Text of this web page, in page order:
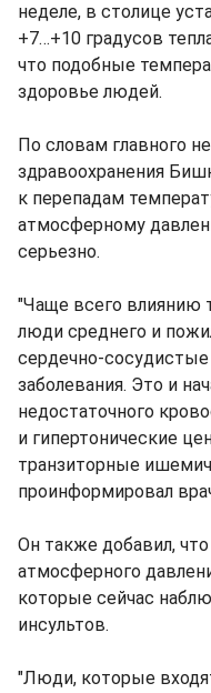
неделе, в столице
+7…+10 градусов
что подобные
здоровье людей.
По словам главного
здравоохранения
к перепадам
атмосферному
серьезно.
"Чаще всего влиянию
люди среднего и
сердечно-
заболевания. Это и
недостаточного
и гипертонические
транзиторные
проинформировал
Он также добавил,
атмосферного
которые сейчас
инсультов.
"Люди, которые